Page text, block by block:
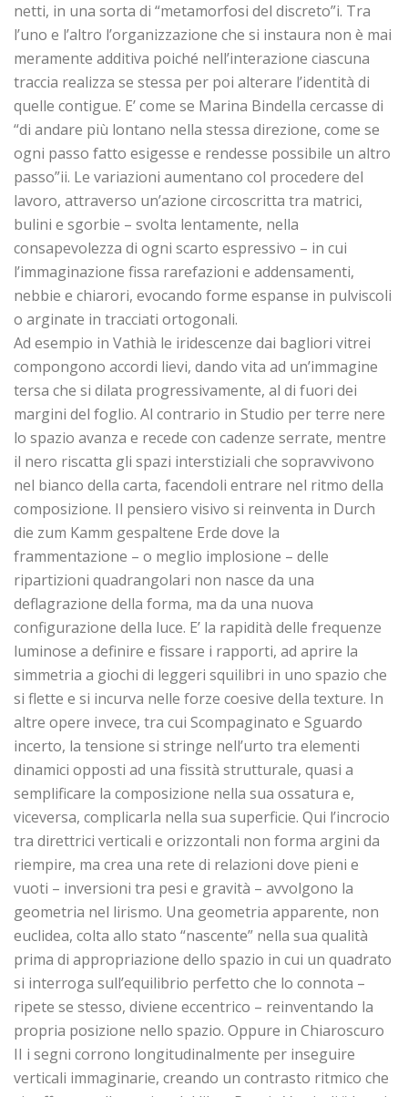
netti, in una sorta di “metamorfosi del discreto”i. Tra
l’uno e l’altro l’organizzazione che si instaura non è mai
meramente additiva poiché nell’interazione ciascuna
traccia realizza se stessa per poi alterare l’identità di
quelle contigue. E’ come se Marina Bindella cercasse di
“di andare più lontano nella stessa direzione, come se
ogni passo fatto esigesse e rendesse possibile un altro
passo”ii. Le variazioni aumentano col procedere del
lavoro, attraverso un’azione circoscritta tra matrici,
bulini e sgorbie – svolta lentamente, nella
consapevolezza di ogni scarto espressivo – in cui
l’immaginazione fissa rarefazioni e addensamenti,
nebbie e chiarori, evocando forme espanse in pulviscoli
o arginate in tracciati ortogonali.
Ad esempio in Vathià le iridescenze dai bagliori vitrei
compongono accordi lievi, dando vita ad un’immagine
tersa che si dilata progressivamente, al di fuori dei
margini del foglio. Al contrario in Studio per terre nere
lo spazio avanza e recede con cadenze serrate, mentre
il nero riscatta gli spazi interstiziali che sopravvivono
nel bianco della carta, facendoli entrare nel ritmo della
composizione. Il pensiero visivo si reinventa in Durch
die zum Kamm gespaltene Erde dove la
frammentazione – o meglio implosione – delle
ripartizioni quadrangolari non nasce da una
deflagrazione della forma, ma da una nuova
configurazione della luce. E’ la rapidità delle frequenze
luminose a definire e fissare i rapporti, ad aprire la
simmetria a giochi di leggeri squilibri in uno spazio che
si flette e si incurva nelle forze coesive della texture. In
altre opere invece, tra cui Scompaginato e Sguardo
incerto, la tensione si stringe nell’urto tra elementi
dinamici opposti ad una fissità strutturale, quasi a
semplificare la composizione nella sua ossatura e,
viceversa, complicarla nella sua superficie. Qui l’incrocio
tra direttrici verticali e orizzontali non forma argini da
riempire, ma crea una rete di relazioni dove pieni e
vuoti – inversioni tra pesi e gravità – avvolgono la
geometria nel lirismo. Una geometria apparente, non
euclidea, colta allo stato “nascente” nella sua qualità
prima di appropriazione dello spazio in cui un quadrato
si interroga sull’equilibrio perfetto che lo connota –
ripete se stesso, diviene eccentrico – reinventando la
propria posizione nello spazio. Oppure in Chiaroscuro
II i segni corrono longitudinalmente per inseguire
verticali immaginarie, creando un contrasto ritmico che